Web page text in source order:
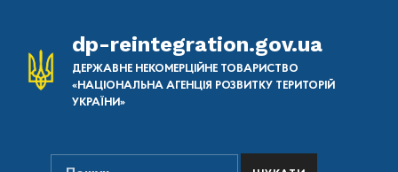
dp-reintegration.gov.ua
ДЕРЖАВНЕ НЕКОМЕРЦІЙНЕ ТОВАРИСТВО
«НАЦІОНАЛЬНА АГЕНЦІЯ РОЗВИТКУ ТЕРИТОРІЙ
УКРАЇНИ»
ПОШУК НА САЙТІ
Пошук: